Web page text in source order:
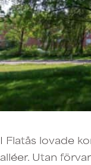
I Flatås lovade
alléer. Utan